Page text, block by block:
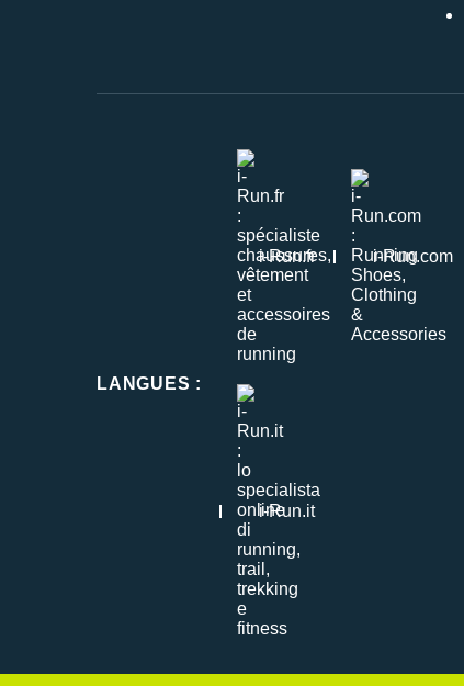
LANGUES :
i-Run.fr i-Run.com
i-Run.it